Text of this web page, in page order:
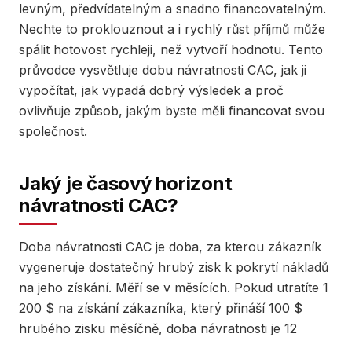
levným, předvídatelným a snadno financovatelným.
Nechte to proklouznout a i rychlý růst příjmů může
spálit hotovost rychleji, než vytvoří hodnotu. Tento
průvodce vysvětluje dobu návratnosti CAC, jak ji
vypočítat, jak vypadá dobrý výsledek a proč
ovlivňuje způsob, jakým byste měli financovat svou
společnost.
Jaký je časový horizont
návratnosti CAC?
Doba návratnosti CAC je doba, za kterou zákazník
vygeneruje dostatečný hrubý zisk k pokrytí nákladů
na jeho získání. Měří se v měsících. Pokud utratíte 1
200 $ na získání zákazníka, který přináší 100 $
hrubého zisku měsíčně, doba návratnosti je 12